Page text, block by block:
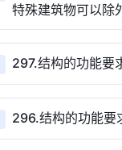
特殊建筑物可以除
297.结构的功能要
296.结构的功能要